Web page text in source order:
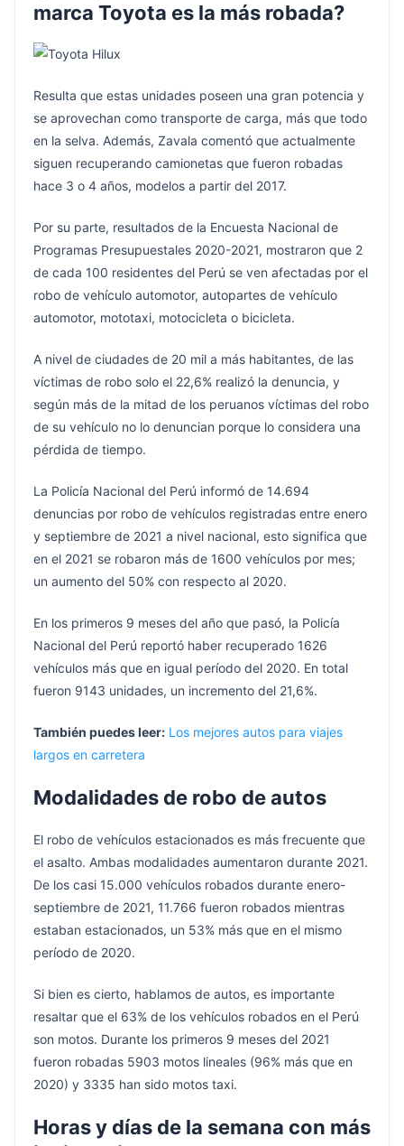
marca Toyota es la más robada?
Resulta que estas unidades poseen una gran potencia y
se aprovechan como transporte de carga, más que todo
en la selva. Además, Zavala comentó que actualmente
siguen recuperando camionetas que fueron robadas
hace 3 o 4 años, modelos a partir del 2017.
Por su parte, resultados de la Encuesta Nacional de
Programas Presupuestales 2020-2021, mostraron que 2
de cada 100 residentes del Perú se ven afectadas por el
robo de vehículo automotor, autopartes de vehículo
automotor, mototaxi, motocicleta o bicicleta.
A nivel de ciudades de 20 mil a más habitantes, de las
víctimas de robo solo el 22,6% realizó la denuncia, y
según más de la mitad de los peruanos víctimas del robo
de su vehículo no lo denuncian porque lo considera una
pérdida de tiempo.
La Policía Nacional del Perú informó de 14.694
denuncias por robo de vehículos registradas entre enero
y septiembre de 2021 a nivel nacional, esto significa que
en el 2021 se robaron más de 1600 vehículos por mes;
un aumento del 50% con respecto al 2020.
En los primeros 9 meses del año que pasó, la Policía
Nacional del Perú reportó haber recuperado 1626
vehículos más que en igual período del 2020. En total
fueron 9143 unidades, un incremento del 21,6%.
También puedes leer: Los mejores autos para viajes
largos en carretera
Modalidades de robo de autos
El robo de vehículos estacionados es más frecuente que
el asalto. Ambas modalidades aumentaron durante 2021.
De los casi 15.000 vehículos robados durante enero-
septiembre de 2021, 11.766 fueron robados mientras
estaban estacionados, un 53% más que en el mismo
período de 2020.
Si bien es cierto, hablamos de autos, es importante
resaltar que el 63% de los vehículos robados en el Perú
son motos. Durante los primeros 9 meses del 2021
fueron robadas 5903 motos lineales (96% más que en
2020) y 3335 han sido motos taxi.
Horas y días de la semana con más